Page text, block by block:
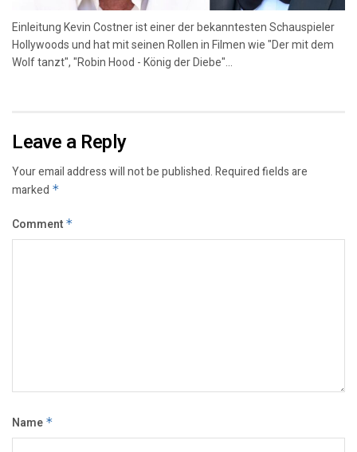
Einleitung Kevin Costner ist einer der bekanntesten Schauspieler
Hollywoods und hat mit seinen Rollen in Filmen wie "Der mit dem
Wolf tanzt", "Robin Hood - König der Diebe"...
Leave a Reply
Your email address will not be published.Required fields are
marked *
Comment *
Name *